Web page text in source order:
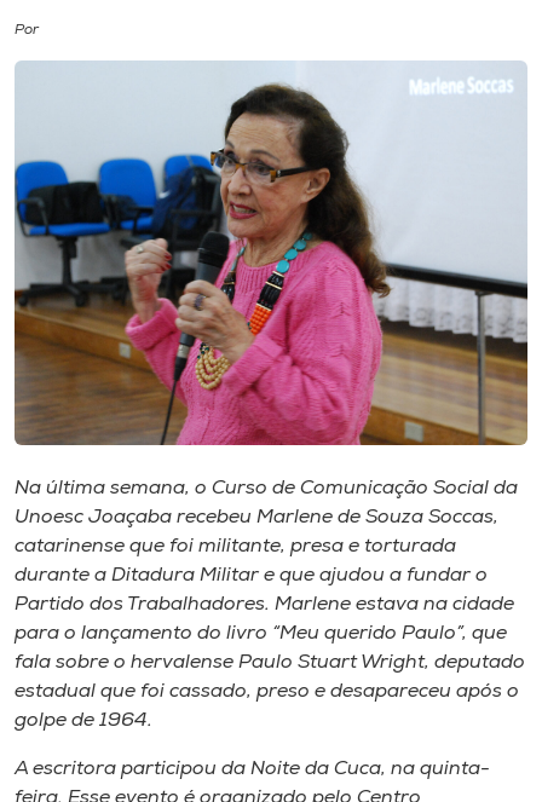
Cultura
Biblioteca
Editora
Rádio
Museu
Unoesc
Store
Selecione
o idioma
Por
Na última semana, o Curso de Comunicação Social da
Unoesc Joaçaba recebeu Marlene de Souza Soccas,
catarinense que foi militante, presa e torturada
durante a Ditadura Militar e que ajudou a fundar o
Partido dos Trabalhadores. Marlene estava na cidade
para o lançamento do livro “Meu querido Paulo”, que
fala sobre o hervalense Paulo Stuart Wright, deputado
estadual que foi cassado, preso e desapareceu após o
golpe de 1964.
A escritora participou da Noite da Cuca, na quinta-